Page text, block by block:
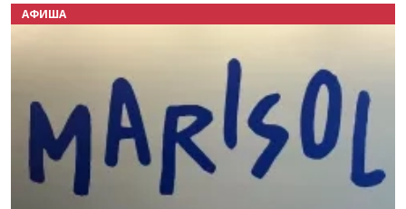
АФИША